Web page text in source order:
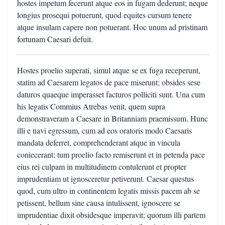
hostes impetum fecerunt atque eos in fugam dederunt; neque
longius prosequi potuerunt, quod equites cursum tenere
atque insulam capere non potuerant. Hoc unum ad pristinam
fortunam Caesari defuit.
Hostes proelio superati, simul atque se ex fuga receperunt,
statim ad Caesarem legatos de pace miserunt; obsides sese
daturos quaeque imperasset facturos polliciti sunt. Una cum
his legatis Commius Atrebas venit, quem supra
demonstraveram a Caesare in Britanniam praemissum. Hunc
illi e navi egressum, cum ad eos oratoris modo Caesaris
mandata deferret, comprehenderant atque in vincula
coniecerant; tum proelio facto remiserunt et in petenda pace
eius rei culpam in multitudinem contulerunt et propter
imprudentiam ut ignosceretur petiverunt. Caesar questus
quod, cum ultro in continentem legatis missis pacem ab se
petissent, bellum sine causa intulissent, ignoscere se
imprudentiae dixit obsidesque imperavit; quorum illi partem